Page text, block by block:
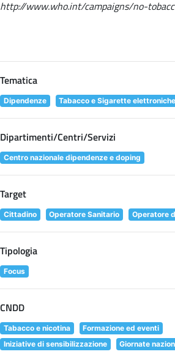
http://www.who.int/campaigns/no-
Tematica
Dipendenze Tabacco e Sigarette elettroniche
Dipartimenti/Centri/Servizi
Centro nazionale dipendenze e doping
Target
Cittadino Operatore Sanitario Operatore
Tipologia
Focus
CNDD
Tabacco e nicotina
Formazione ed eventi
Iniziative di sensibilizzazione
Giornate